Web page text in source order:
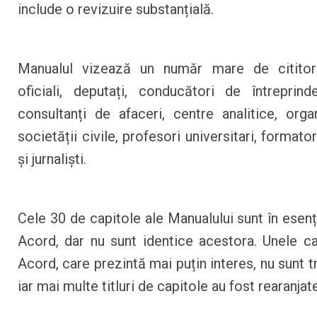
include o revizuire substanțială.
Manualul vizează un număr mare de
oficiali, deputați, conducători de
consultanți de afaceri, centre analitice,
societății civile, profesori universitari,
și jurnaliști.
Cele 30 de capitole ale Manualului sunt în
Acord, dar nu sunt identice acestora. Unele
Acord, care prezintă mai puțin interes, nu sunt
iar mai multe titluri de capitole au fost